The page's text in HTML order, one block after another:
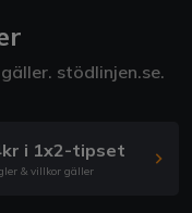
stödlinjen.se.
i 1x2-tipset
& villkor gäller